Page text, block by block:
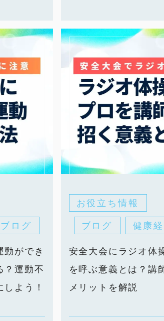
ブログ
動ができ
？運動不
よう！
お役立ち情報
ブログ
健康
安全大会にラジオ体
を呼ぶ意義とは？講
メリットを解説